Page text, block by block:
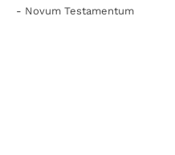
- Novum Testamentum